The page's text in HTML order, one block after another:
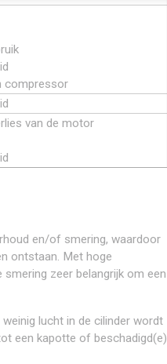
compressor
van de motor
en/of smering, waardoor
ontstaan. Met hoge
zeer belangrijk om een
lucht in de cilinder wordt
een kapotte of beschadigd(e)